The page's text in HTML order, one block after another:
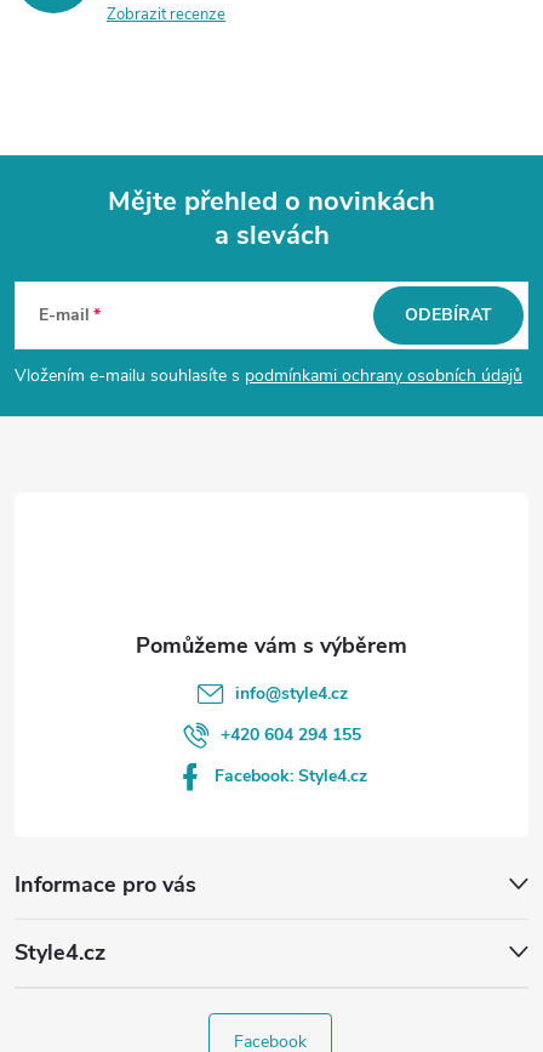
Zobrazit recenze
p
Mějte přehled o novinkách
a slevách
E-mail
Vložením e-mailu souhlasíte s podmínkami ochrany osobních údajů
ODEBÍRAT
Informace pro vás
Style4.cz
info@style4.cz
+420 604 294 155
Facebook: Style4.cz
Facebook